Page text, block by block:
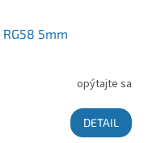
5mm
opýtajte sa
DETAIL